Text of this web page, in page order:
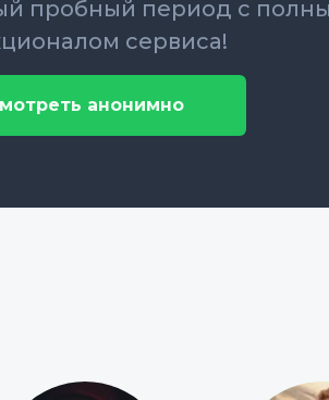
пробный период с
сервиса!
анонимно